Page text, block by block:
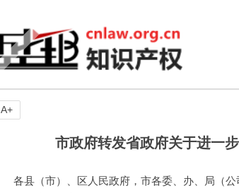
市政府转发省政府关于进一
各县（市）、区人民政府，市各委、办、局（
A+